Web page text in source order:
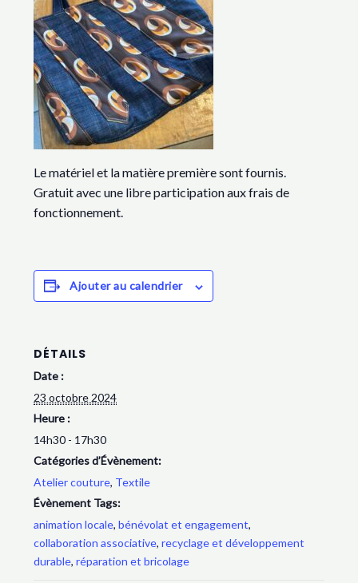
Le matériel et la matière première sont fournis.
Gratuit avec une libre participation aux frais de
fonctionnement.
Ajouter au calendrier
DÉTAILS
Date :
23 octobre 2024
Heure :
14h30 - 17h30
Catégories d’Évènement:
Atelier couture, Textile
Évènement Tags:
animation locale,bénévolat et engagement,
collaboration associative,recyclage et développement
durable,réparation et bricolage